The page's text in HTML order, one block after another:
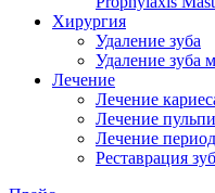
Хирургия
Удаление зуба
Удаление зуба
Лечение
Лечение
Лечение
Лечение
Реставрация